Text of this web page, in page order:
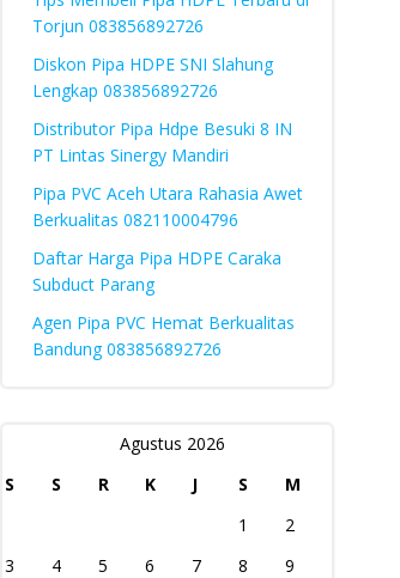
Torjun 083856892726
Diskon Pipa HDPE SNI Slahung
Lengkap 083856892726
Distributor Pipa Hdpe Besuki 8 IN
PT Lintas Sinergy Mandiri
Pipa PVC Aceh Utara Rahasia Awet
Berkualitas 082110004796
Daftar Harga Pipa HDPE Caraka
Subduct Parang
Agen Pipa PVC Hemat Berkualitas
Bandung 083856892726
Agustus 2026
S
S R K J S
M
1
2
3
4 5 6 7 8
9